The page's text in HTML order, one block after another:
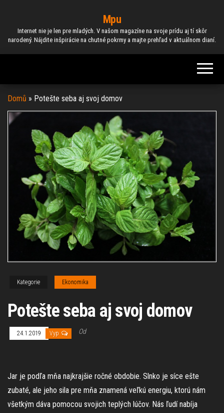
Mpu
Internet nie je len pre mladých. V našom magazíne na svoje prídu aj tí skôr
narodený. Nájdite inšpirácie na chutné pokrmy a majte prehľad v aktuálnom dianí.
Domů » Potešte seba aj svoj domov
Kategorie Ekonomika
Potešte seba aj svoj domov
24.1.2019 Vyp Od
Jar je podľa mňa najkrajšie ročné obdobie. Slnko je síce ešte
zubaté, ale jeho sila pre mňa znamená veľkú energiu, ktorú nám
všetkým dáva pomocou svojich teplých lúčov. Nás ľudí nabíja